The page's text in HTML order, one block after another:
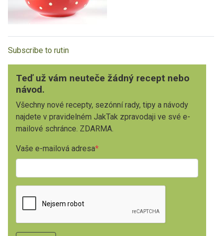
Subscribe to rutin
Teď už vám neuteče žádný recept nebo
návod.
Všechny nové recepty, sezónní rady, tipy a návody
najdete v pravidelném JakTak zpravodaji ve své e-
mailové schránce. ZDARMA.
Vaše e-mailová adresa